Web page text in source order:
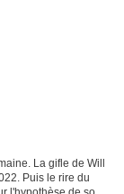
La gifle de Will
Puis le rire du